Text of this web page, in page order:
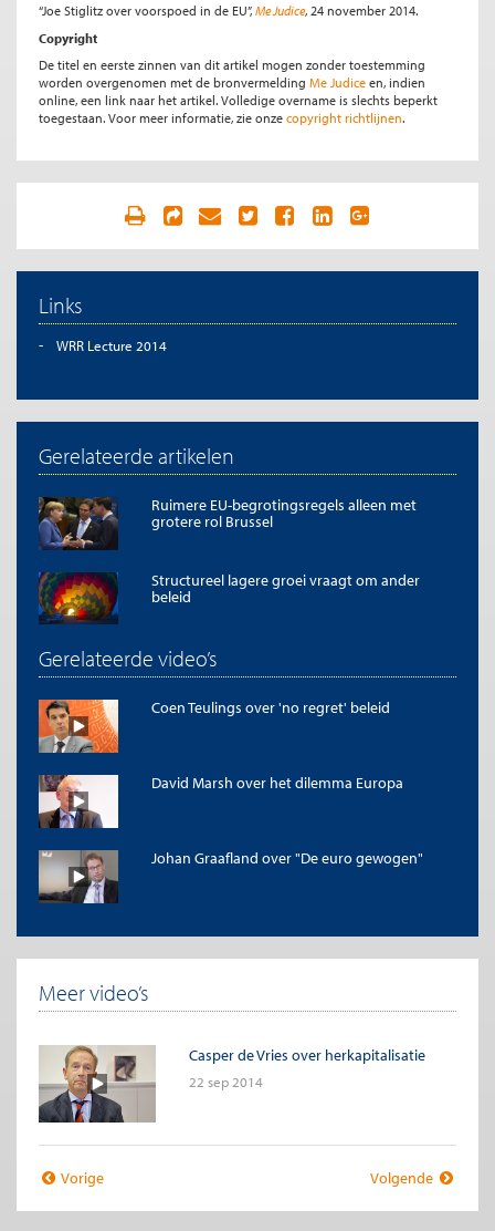
“Joe Stiglitz over voorspoed in de EU”, Me Judice, 24 november 2014.
Copyright
De titel en eerste zinnen van dit artikel mogen zonder toestemming
worden overgenomen met de bronvermelding Me Judice en, indien
online, een link naar het artikel. Volledige overname is slechts beperkt
toegestaan. Voor meer informatie, zie onze copyright richtlijnen.
Links
WRR Lecture 2014
Gerelateerde artikelen
Ruimere EU-begrotingsregels alleen met
grotere rol Brussel
Structureel lagere groei vraagt om ander
beleid
Gerelateerde video’s
Coen Teulings over 'no regret' beleid
David Marsh over het dilemma Europa
Johan Graafland over "De euro gewogen"
Meer video’s
Casper de Vries over herkapitalisatie
22 sep 2014
Vorige Volgende